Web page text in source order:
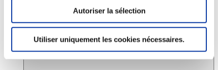
Autoriser la sélection
Utiliser uniquement les cookies nécessaires.